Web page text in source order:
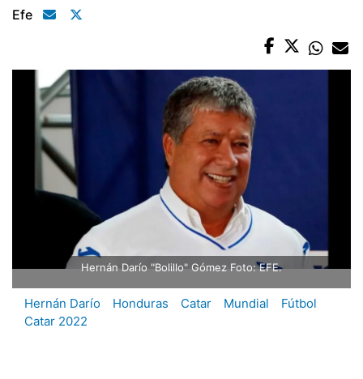
Efe
Hernán Darío "Bolillo" Gómez Foto: EFE.
Hernán Darío Honduras Catar Mundial
Fútbol
Catar 2022